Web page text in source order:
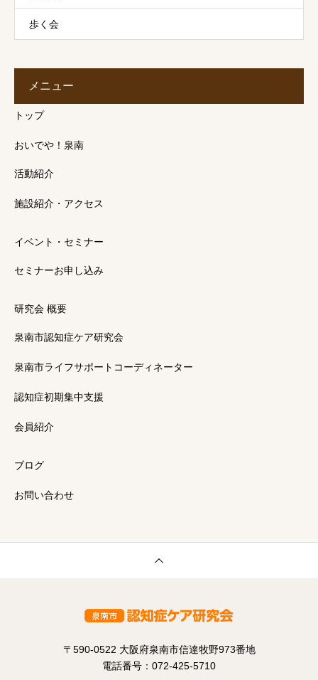
歩く会
メニュー
トップ
おいでや！泉南
活動紹介
施設紹介・アクセス
イベント・セミナー
セミナーお申し込み
研究会 概要
泉南市認知症ケア研究会
泉南市ライフサポートコーディネーター
認知症初期集中支援
会員紹介
ブログ
お問い合わせ
​〒590-0522 大阪府泉南市信達牧野973番地
電話番号：072-425-5710